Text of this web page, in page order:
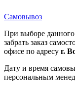
Самовывоз
При выборе
забрать заказ
офисе по адресу г.
Дату и время
персональным